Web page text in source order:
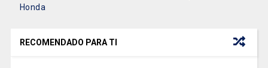
Honda
RECOMENDADO PARA TI